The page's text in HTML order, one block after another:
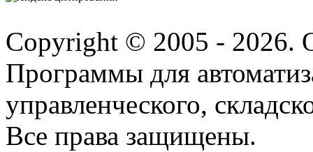
Copyright © 2005 - 2026.
Программы для
управленческого,
Все права защищены.